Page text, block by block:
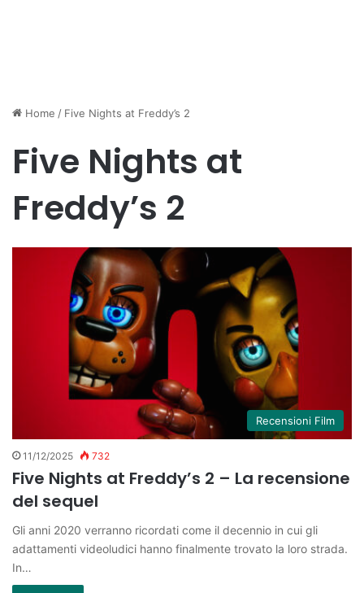
Home / Five Nights at Freddy’s 2
Five Nights at
Freddy’s 2
Recensioni Film
11/12/2025 732
Five Nights at Freddy’s 2 – La recensione
del sequel
Gli anni 2020 verranno ricordati come il decennio in cui gli
adattamenti videoludici hanno finalmente trovato la loro strada.
In…